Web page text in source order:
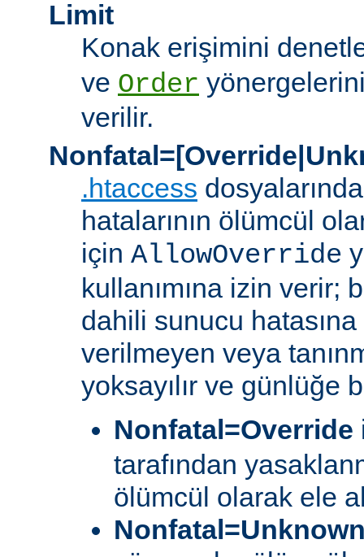
Limit
Konak erişimini
ve Order
verilir.
.htaccess
hatalarının ölümcül
için AllowOverride
kullanımına izin verir;
dahili sunucu
verilmeyen veya
yoksayılır ve günlüğe
Nonfatal=Override
tarafından
ölümcül olarak ele